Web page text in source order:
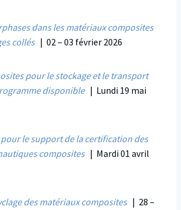
dans les matériaux composites
collés| 02 – 03 février 2026
pour le stockage et le transport
disponible| Lundi 19 mai
pour le support de la certification des
composites| Mardi 01 avril
des matériaux composites| 28 –